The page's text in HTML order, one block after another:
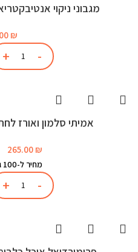
מגבוני ניקוי אנטיבקטריאליים
₪
אמיתי סלמון ואורז
265.00 ₪
מחיר ל-100 גרם: ₪2.65